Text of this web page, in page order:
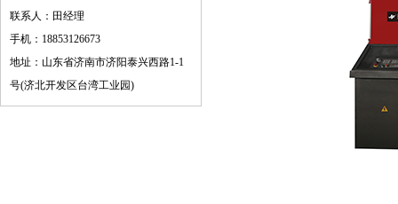
联系人：田经理
手机：18853126673
地址：山东省济南市济阳泰兴西路1-1
号(济北开发区台湾工业园)